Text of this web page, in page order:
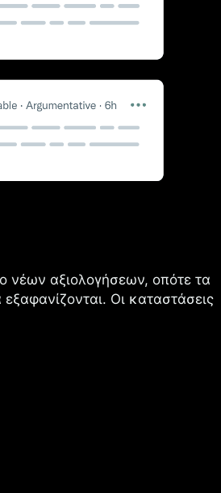
νέων αξιολογήσεων, οπότε τα
Οι καταστάσεις